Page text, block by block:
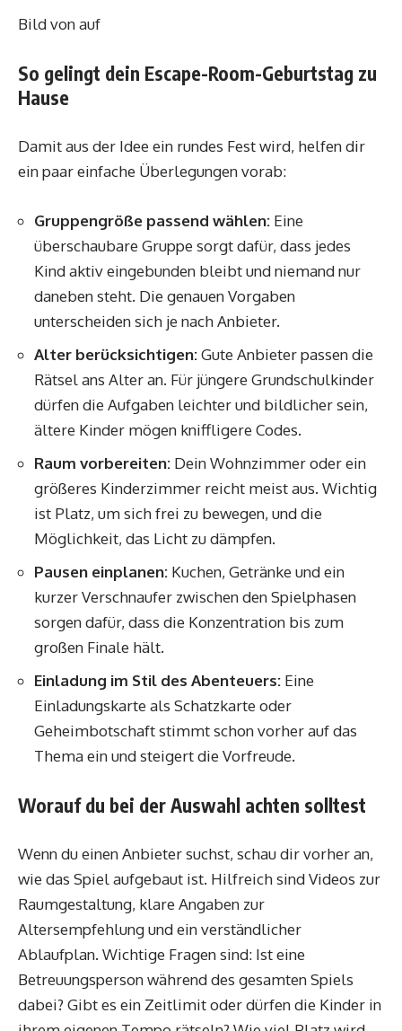
Bild von auf
So gelingt dein Escape-Room-Geburtstag zu
Hause
Damit aus der Idee ein rundes Fest wird, helfen dir
ein paar einfache Überlegungen vorab:
Gruppengröße passend wählen: Eine
überschaubare Gruppe sorgt dafür, dass jedes
Kind aktiv eingebunden bleibt und niemand nur
daneben steht. Die genauen Vorgaben
unterscheiden sich je nach Anbieter.
Alter berücksichtigen:Gute Anbieter passen die
Rätsel ans Alter an. Für jüngere Grundschulkinder
dürfen die Aufgaben leichter und bildlicher sein,
ältere Kinder mögen kniffligere Codes.
Raum vorbereiten: Dein Wohnzimmer oder ein
größeres Kinderzimmer reicht meist aus. Wichtig
ist Platz, um sich frei zu bewegen, und die
Möglichkeit, das Licht zu dämpfen.
Pausen einplanen: Kuchen, Getränke und ein
kurzer Verschnaufer zwischen den Spielphasen
sorgen dafür, dass die Konzentration bis zum
großen Finale hält.
Einladung im Stil des Abenteuers: Eine
Einladungskarte als Schatzkarte oder
Geheimbotschaft stimmt schon vorher auf das
Thema ein und steigert die Vorfreude.
Worauf du bei der Auswahl achten solltest
Wenn du einen Anbieter suchst, schau dir vorher an,
wie das Spiel aufgebaut ist. Hilfreich sind Videos zur
Raumgestaltung, klare Angaben zur
Altersempfehlung und ein verständlicher
Ablaufplan. Wichtige Fragen sind: Ist eine
Betreuungsperson während des gesamten Spiels
dabei? Gibt es ein Zeitlimit oder dürfen die Kinder in